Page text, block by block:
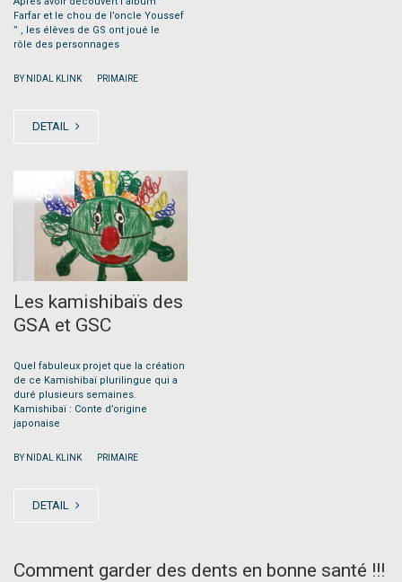
Farfar et le chou de l’oncle Youssef
” , les élèves de GS ont joué le
rôle des personnages
BY NIDAL KLINK PRIMAIRE
DETAIL
06
Les kamishibaïs des
GSA et GSC
Quel fabuleux projet que la création
de ce Kamishibaï plurilingue qui a
duré plusieurs semaines.
Kamishibaï : Conte d’origine
japonaise
BY NIDAL KLINK PRIMAIRE
DETAIL
Comment garder des dents en bonne santé !!!